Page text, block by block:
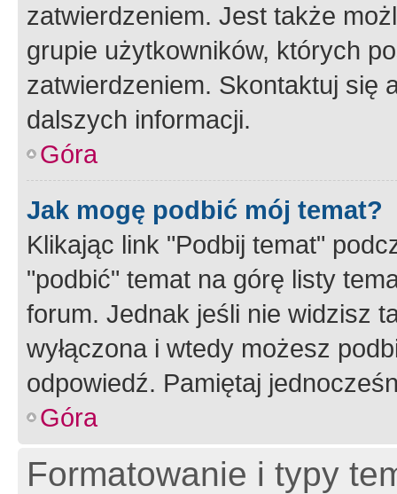
zatwierdzeniem. Jest także
grupie użytkowników, których
zatwierdzeniem. Skontaktuj się
dalszych informacji.
Góra
Jak mogę podbić mój temat?
Klikając link "Podbij temat"
"podbić" temat na górę listy
forum. Jednak jeśli nie widzisz
wyłączona i wtedy możesz
odpowiedź. Pamiętaj
Góra
Formatowanie i typy